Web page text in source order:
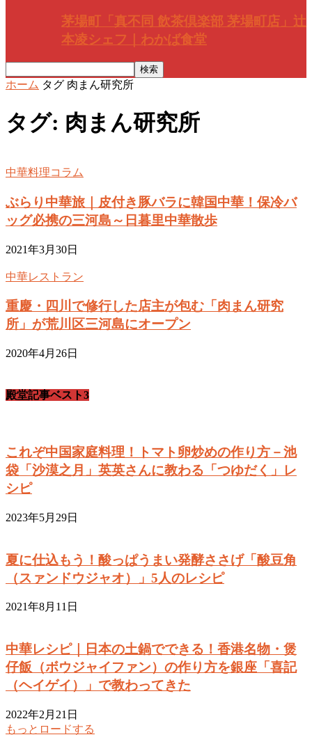
茅場町「真不同 飲茶倶楽部 茅場町店」辻
本凌シェフ｜わかば食堂
ホーム タグ 肉まん研究所
タグ: 肉まん研究所
中華料理コラム
ぶらり中華旅｜皮付き豚バラに韓国中華！保冷バ
ッグ必携の三河島～日暮里中華散歩
2021年3月30日
中華レストラン
重慶・四川で修行した店主が包む「肉まん研究
所」が荒川区三河島にオープン
2020年4月26日
殿堂記事ベスト3
これぞ中国家庭料理！トマト卵炒めの作り方－池
袋「沙漠之月」英英さんに教わる「つゆだく」レ
シピ
2023年5月29日
夏に仕込もう！酸っぱうまい発酵ささげ「酸豆角
（スァンドウジャオ）」5人のレシピ
2021年8月11日
中華レシピ｜日本の土鍋でできる！香港名物・煲
仔飯（ボウジャイファン）の作り方を銀座「喜記
（ヘイゲイ）」で教わってきた
2022年2月21日
もっとロードする